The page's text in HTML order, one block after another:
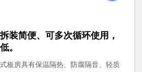
装简便、可多次循环使用，
。
板房具有保温隔热、防腐隔音、轻质